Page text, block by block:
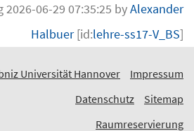
06-29 07:35:25 byAlexander
Halbuer[id:lehre-ss17-V_BS]
Universität Hannover
Impressum
Datenschutz
Sitemap
Raumreservierung